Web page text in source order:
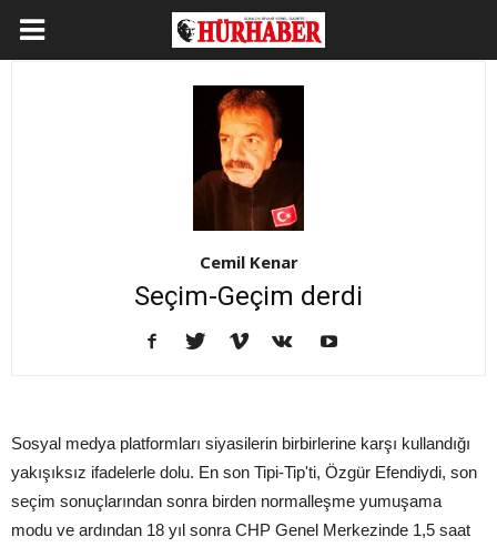
Cemil Kenar
Seçim-Geçim derdi
Sosyal medya platformları siyasilerin birbirlerine karşı kullandığı
yakışıksız ifadelerle dolu. En son Tipi-Tip'ti, Özgür Efendiydi, son
seçim sonuçlarından sonra birden normalleşme yumuşama
modu ve ardından 18 yıl sonra CHP Genel Merkezinde 1,5 saat